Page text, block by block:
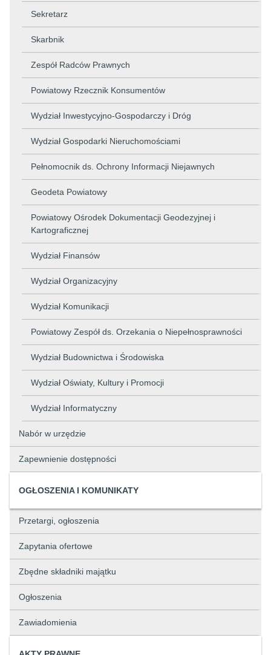
Sekretarz
Skarbnik
Zespół Radców Prawnych
Powiatowy Rzecznik Konsumentów
Wydział Inwestycyjno-Gospodarczy i Dróg
Wydział Gospodarki Nieruchomościami
Pełnomocnik ds. Ochrony Informacji Niejawnych
Geodeta Powiatowy
Powiatowy Ośrodek Dokumentacji Geodezyjnej i
Kartograficznej
Wydział Finansów
Wydział Organizacyjny
Wydział Komunikacji
Powiatowy Zespół ds. Orzekania o Niepełnosprawności
Wydział Budownictwa i Środowiska
Wydział Oświaty, Kultury i Promocji
Wydział Informatyczny
Nabór w urzędzie
Zapewnienie dostępności
OGŁOSZENIA I KOMUNIKATY
Przetargi, ogłoszenia
Zapytania ofertowe
Zbędne składniki majątku
Ogłoszenia
Zawiadomienia